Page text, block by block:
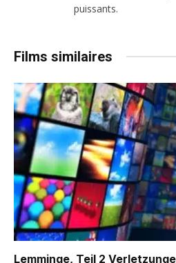
puissants.
Films similaires
Lemminge, Teil 2